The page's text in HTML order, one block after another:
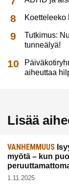
Tutkimus:
tunneälyä!
aiheuttaa
Lisää
VANHEMMUUS
myötä – kun
1.11.2025